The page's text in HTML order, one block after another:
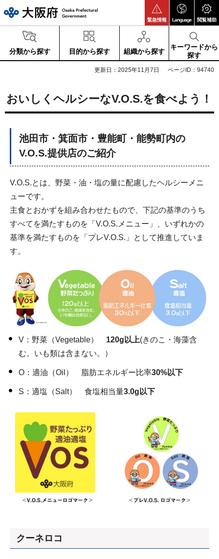
緊急情報 Language 閲覧補助
分類から探す 目的から探す 組織から探す
キーワードから
探す
更新日：2025年11月7日 ページID：94740
おいしくヘルシーなV.O.S.を食べよう！
池田市・箕面市・豊能町・能勢町内の
V.O.S.提供店のご紹介
V.O.S.とは、野菜・油・塩の量に配慮したヘルシーメニ
ューです。
主食とおかずを組み合わせたもので、下記の基準のうち
すべてを満たすものを「V.O.S.メニュー」、いずれかの
基準を満たすものを「プレV.O.S.」として推進していま
す。
V：野菜（Vegetable） 120g以上(きのこ・海藻含
む。いも類は含まない。）
O：適油（Oil） 脂肪エネルギー比率30%以下
S：適塩（Salt） 食塩相当量3.0g以下
クーネロコ